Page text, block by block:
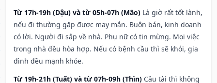
Từ 17h-19h (Dậu) và từ 05h-07h (Mão) Là giờ rất tốt lành,
nếu đi thường gặp được may mắn. Buôn bán, kinh doanh
có lời. Người đi sắp về nhà. Phụ nữ có tin mừng. Mọi việc
trong nhà đều hòa hợp. Nếu có bệnh cầu thì sẽ khỏi, gia
đình đều mạnh khỏe.
Từ 19h-21h (Tuất) và từ 07h-09h (Thìn) Cầu tài thì không